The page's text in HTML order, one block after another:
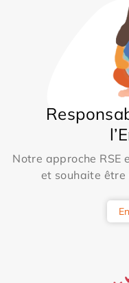
Notre approche RSE
et souhaite être